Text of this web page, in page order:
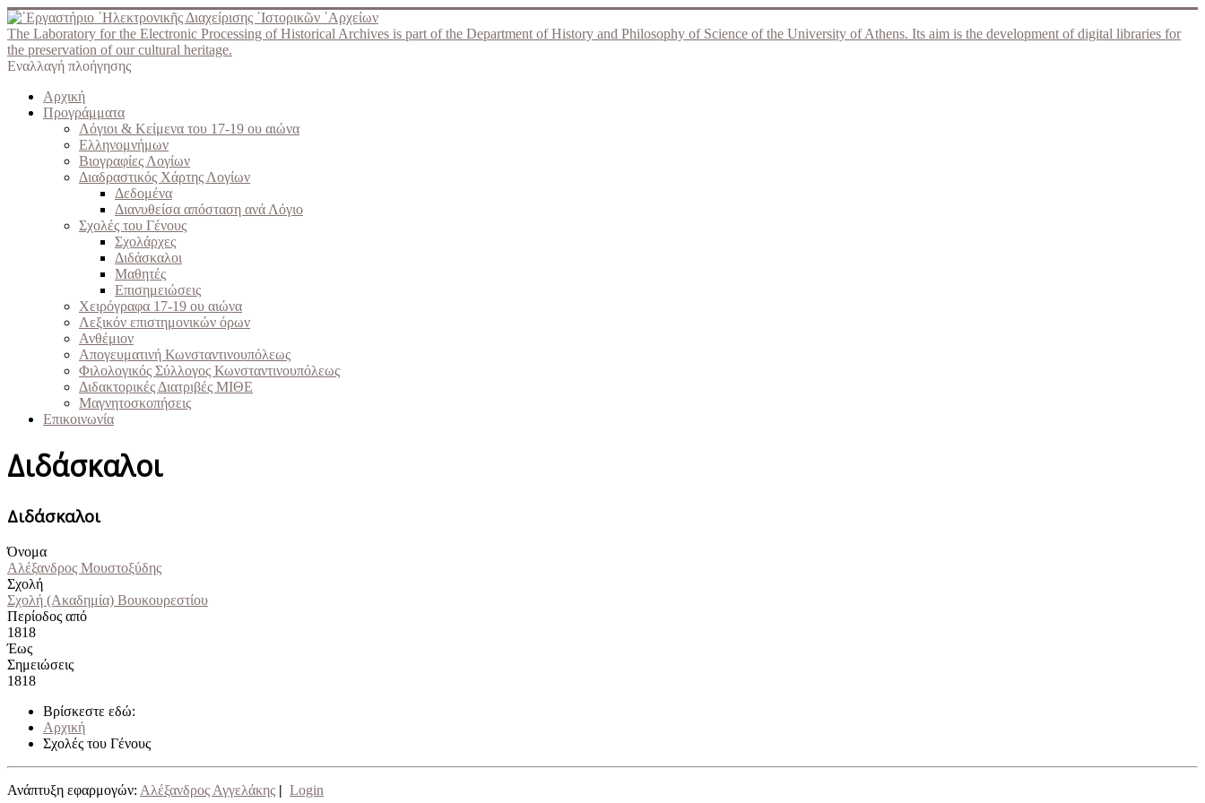
The Laboratory for the Electronic Processing of Historical Archives is part of the Department of History and Philosophy of Science of the University of Athens. Its aim is the development of digital libraries for
the preservation of our cultural heritage.
Εναλλαγή πλοήγησης
Αρχική
Προγράμματα
Λόγιοι & Κείμενα του 17-19 ου αιώνα
Ελληνομνήμων
Βιογραφίες Λογίων
Διαδραστικός Χάρτης Λογίων
Δεδομένα
Διανυθείσα απόσταση ανά Λόγιο
Σχολές του Γένους
Σχολάρχες
Διδάσκαλοι
Μαθητές
Επισημειώσεις
Χειρόγραφα 17-19 ου αιώνα
Λεξικόν επιστημονικών όρων
Ανθέμιον
Απογευματινή Κωνσταντινουπόλεως
Φιλολογικός Σύλλογος Κωνσταντινουπόλεως
Διδακτορικές Διατριβές ΜΙΘΕ
Μαγνητοσκοπήσεις
Επικοινωνία
Διδάσκαλοι
Διδάσκαλοι
Όνομα
Αλέξανδρος Μουστοξύδης
Σχολή
Σχολή (Ακαδημία) Βουκουρεστίου
Περίοδος από
1818
Έως
Σημειώσεις
1818
Βρίσκεστε εδώ:
Αρχική
Σχολές του Γένους
Ανάπτυξη εφαρμογών: Αλέξανδρος Αγγελάκης | Login